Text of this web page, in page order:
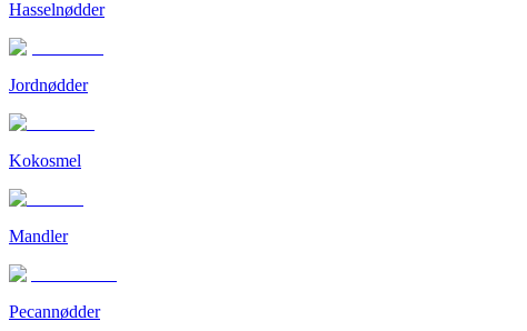
Hasselnødder
Jordnødder
Kokosmel
Mandler
Pecannødder